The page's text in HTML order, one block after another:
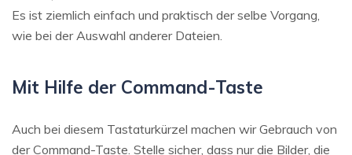
Es ist ziemlich einfach und praktisch der selbe Vorgang,
wie bei der Auswahl anderer Dateien.
Mit Hilfe der Command-Taste
Auch bei diesem Tastaturkürzel machen wir Gebrauch von
der Command-Taste. Stelle sicher, dass nur die Bilder, die